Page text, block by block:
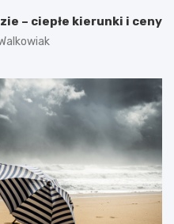
– ciepłe kierunki i ceny